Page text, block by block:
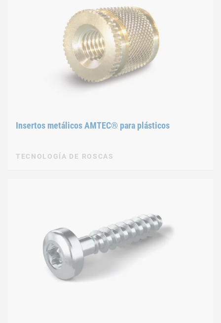
Insertos metálicos AMTEC® para plásticos
TECNOLOGÍA DE ROSCAS